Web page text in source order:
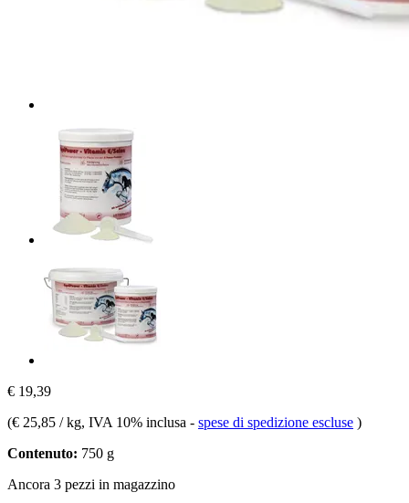
€ 19,39
(€ 25,85 / kg, IVA 10% inclusa - spese di spedizione escluse )
Contenuto: 750 g
Ancora 3 pezzi in magazzino